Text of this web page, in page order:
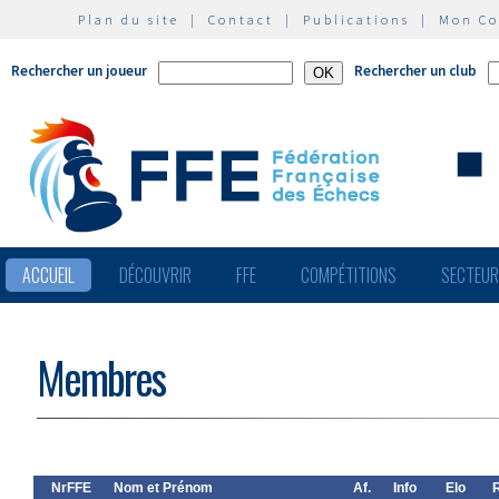
Plan du site | Contact | Publications | Mon
Rechercher un joueur Rechercher un club
ACCUEIL DÉCOUVRIR FFE COMPÉTITIONS
Membres
NrFFE Nom et Prénom Af. Info Elo